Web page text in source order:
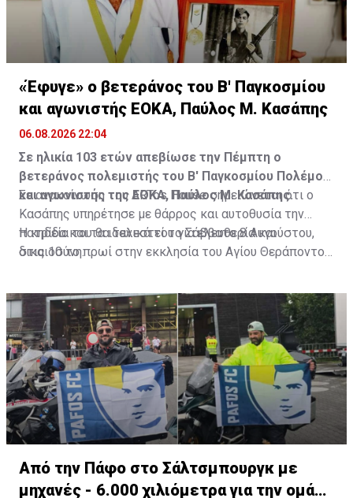
«Έφυγε» ο βετεράνος του Β' Παγκοσμίου
και αγωνιστής ΕΟΚΑ, Παύλος Μ. Κασάπης
06.08.2026 22:04
Σε ηλικία 103 ετών απεβίωσε την Πέμπτη ο
βετεράνος πολεμιστής του Β' Παγκοσμίου Πολέμου
και αγωνιστής της ΕΟΚΑ, Παύλος Μ. Κασάπης.
Σε ανακοίνωση του ARTos House σημειώνεται ότι ο
Κασάπης υπηρέτησε με θάρρος και αυτοθυσία την
πατρίδα και τα ιδανικά του για ελευθερία και
δικαιοσύνη.
Η κηδεία του θα τελεστεί το Σάββατο 8 Αυγούστου,
στις 10 το πρωί στην εκκλησία του Αγίου Θεράποντος
Πηγή: ΚΥΠΕ
Από την Πάφο στο Σάλτσμπουργκ με
μηχανές - 6.000 χιλιόμετρα για την ομάδα